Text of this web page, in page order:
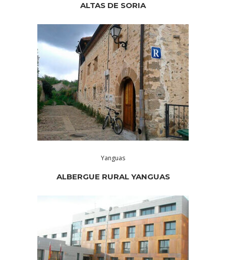
ALTAS DE SORIA
Yanguas
ALBERGUE RURAL YANGUAS